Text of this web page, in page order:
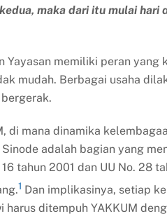
maka dari itu mulai
Yayasan memiliki peran
mudah. Berbagai usaha
di mana dinamika
adalah bagian yang
tahun 2001 dan UU No.
1 Dan implikasinya, setiap
ditempuh YAKKUM